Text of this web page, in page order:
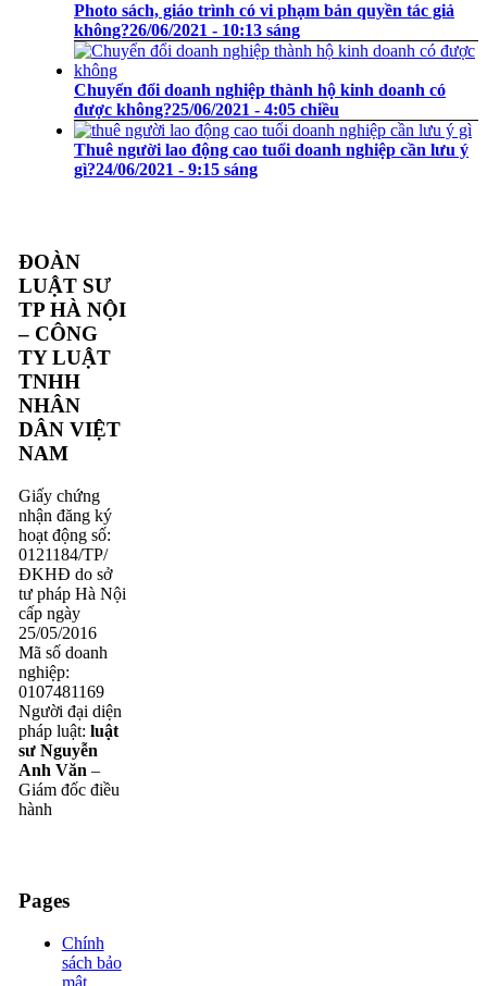
Photo sách, giáo trình có vi phạm bản quyền tác giả
không?26/06/2021 - 10:13 sáng
Chuyển đổi doanh nghiệp thành hộ kinh doanh có
được không?25/06/2021 - 4:05 chiều
Thuê người lao động cao tuổi doanh nghiệp cần lưu ý
gì?24/06/2021 - 9:15 sáng
ĐOÀN
LUẬT SƯ
TP HÀ NỘI
– CÔNG
TY LUẬT
TNHH
NHÂN
DÂN VIỆT
NAM
Giấy chứng
nhận đăng ký
hoạt động số:
0121184/TP/
ĐKHĐ do sở
tư pháp Hà Nội
cấp ngày
25/05/2016
Mã số doanh
nghiệp:
0107481169
Người đại diện
pháp luật: luật
sư Nguyễn
Anh Văn –
Giám đốc điều
hành
Pages
Chính
sách bảo
mật